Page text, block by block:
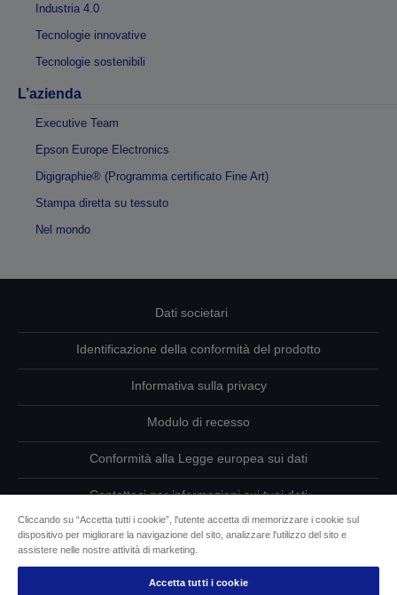
Industria 4.0
Tecnologie innovative
Tecnologie sostenibili
L’azienda
Executive Team
Epson Europe Electronics
Digigraphie® (Programma certificato Fine Art)
Stampa diretta su tessuto
Nel mondo
Dati societari
Identificazione della conformità del prodotto
Informativa sulla privacy
Modulo di recesso
Conformità alla Legge europea sui dati
Contattaci per informazioni sui tuoi dati
Informazioni sui cookie
L’impegno di Epson per l’accessibilità
Cliccando su “Accetta tutti i cookie”, l'utente accetta di memorizzare i cookie sul
dispositivo per migliorare la navigazione del sito, analizzare l'utilizzo del sito e
assistere nelle nostre attività di marketing.
Accetta tutti i cookie